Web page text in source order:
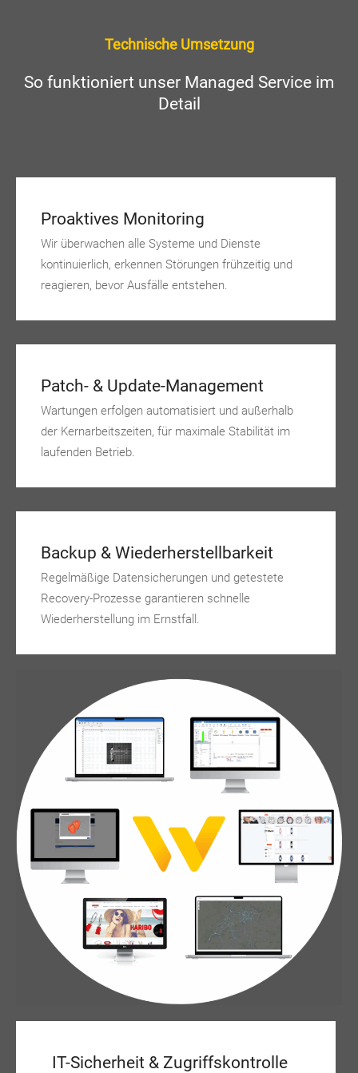
Technische Umsetzung
So funktioniert unser Managed Service im
Detail
Proaktives Monitoring
Wir überwachen alle Systeme und Dienste
kontinuierlich, erkennen Störungen frühzeitig und
reagieren, bevor Ausfälle entstehen.
Patch- & Update-Management
Wartungen erfolgen automatisiert und außerhalb
der Kernarbeitszeiten, für maximale Stabilität im
laufenden Betrieb.
Backup & Wiederherstellbarkeit
Regelmäßige Datensicherungen und getestete
Recovery-Prozesse garantieren schnelle
Wiederherstellung im Ernstfall.
IT-Sicherheit & Zugriffskontrolle